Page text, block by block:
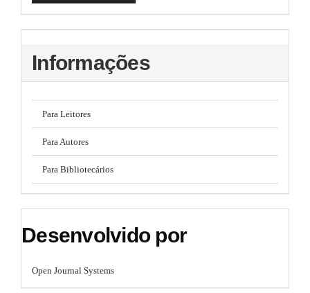
Informações
Para Leitores
Para Autores
Para Bibliotecários
Desenvolvido por
Open Journal Systems